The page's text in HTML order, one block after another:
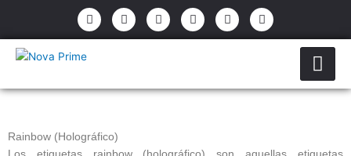
contenido
P
h
o
l
E
n
v
e
F
a
c
k
I
n
s
a
Y
o
u
W
h
a
p
Rainbow (Holográfico)